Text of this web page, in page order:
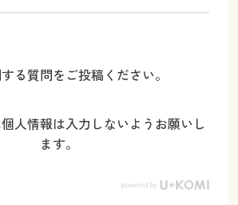
る質問をご投稿ください。
人情報は入力しないようお願いし
ます。